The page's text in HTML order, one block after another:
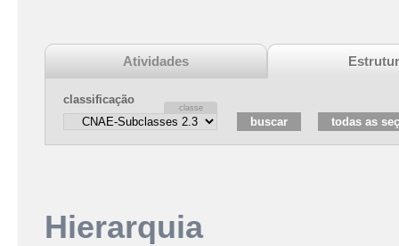
Atividades
classificação
Hierarquia